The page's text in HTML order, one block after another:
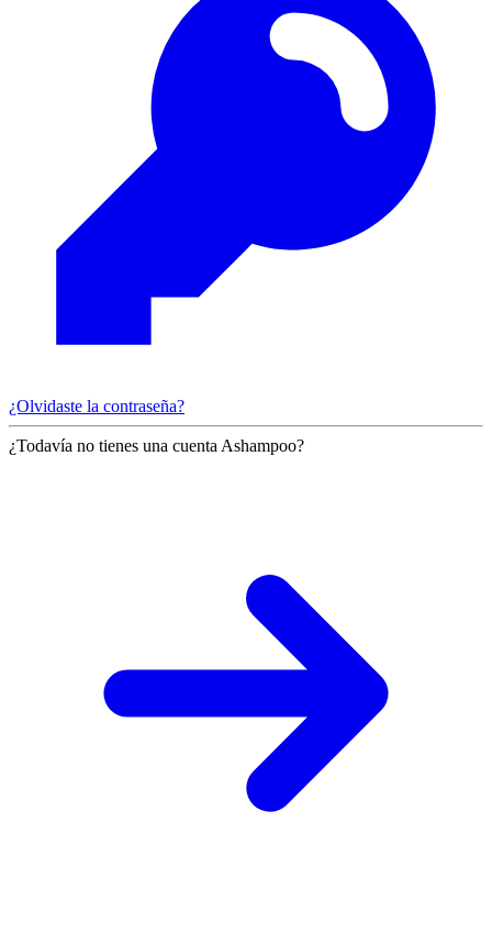
¿Olvidaste la contraseña?
¿Todavía no tienes una cuenta Ashampoo?